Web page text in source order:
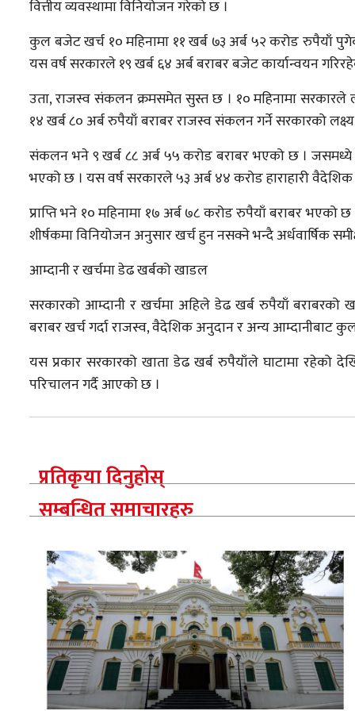
वित्तीय व्यवस्थामा विनियोजन गरेको छ ।
कुल बजेट खर्च १० महिनामा ११ खर्ब ७३ अर्ब ५२ करोड रुपैयाँ
यस वर्ष सरकारले १९ खर्ब ६४ अर्ब बराबर बजेट कार्यान्वयन
उता, राजस्व संकलन क्रमसमेत सुस्त छ । १० महिनामा सरकारले
१४ खर्ब ८० अर्ब रुपैयाँ बराबर राजस्व संकलन गर्ने सरकारको
संकलन भने ९ खर्ब ८८ अर्ब ५५ करोड बराबर भएको छ । जसमध्ये
भएको छ । यस वर्ष सरकारले ५३ अर्ब ४४ करोड हाराहारी
प्राप्ति भने १० महिनामा १७ अर्ब ७८ करोड रुपैयाँ बराबर भएको
शीर्षकमा विनियोजन अनुसार खर्च हुन नसक्ने भन्दै अर्धवार्षिक
आम्दानी र खर्चमा डेढ खर्बको खाडल
सरकारको आम्दानी र खर्चमा अहिले डेढ खर्ब रुपैयाँ
बराबर खर्च गर्दा राजस्व, वैदेशिक अनुदान र अन्य आम्दानीबाट
यस प्रकार सरकारको खाता डेढ खर्ब रुपैयाँले घाटामा रहेको
परिचालन गर्दै आएको छ ।
प्रतिकृया दिनुहोस्
सम्बन्धित समाचारहरु